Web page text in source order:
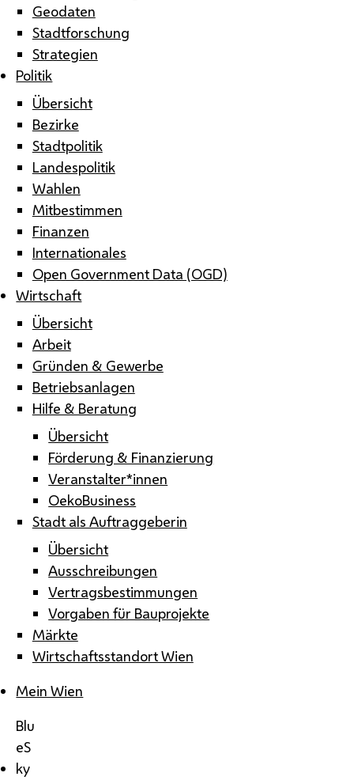
Geodaten
Stadtforschung
Strategien
Politik
Übersicht
Bezirke
Stadtpolitik
Landespolitik
Wahlen
Mitbestimmen
Finanzen
Internationales
Open Government Data (OGD)
Wirtschaft
Übersicht
Arbeit
Gründen & Gewerbe
Betriebsanlagen
Hilfe & Beratung
Übersicht
Förderung & Finanzierung
Veranstalter*innen
OekoBusiness
Stadt als Auftraggeberin
Übersicht
Ausschreibungen
Vertragsbestimmungen
Vorgaben für Bauprojekte
Märkte
Wirtschaftsstandort Wien
Mein Wien
Blu
eS
ky